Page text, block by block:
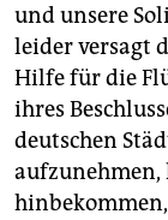
und unsere
leider versagt
Hilfe für die
ihres
deutschen
aufzunehmen,